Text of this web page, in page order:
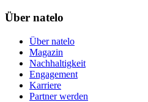
Über natelo
Über natelo
Magazin
Nachhaltigkeit
Engagement
Karriere
Partner werden